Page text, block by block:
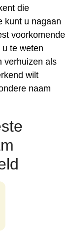
die
kunt u nagaan
voorkomende
te weten
verhuizen als
wilt
naam